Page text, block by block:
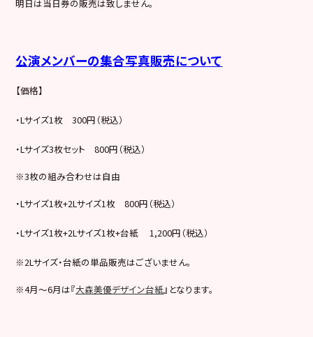
明日は当日券の販売は致しません。
公演メンバーの集合写真販売について
【価格】
・Lサイズ1枚 300円（税込）
・Lサイズ3枚セット 800円（税込）
※3枚の組み合わせは自由
・Lサイズ1枚+2Lサイズ1枚 800円（税込）
・Lサイズ1枚+2Lサイズ1枚+台紙 1,200円（税込）
※2Lサイズ・台紙の単品販売はございません。
※4月～6月は『大森美優デザイン台紙』となります。